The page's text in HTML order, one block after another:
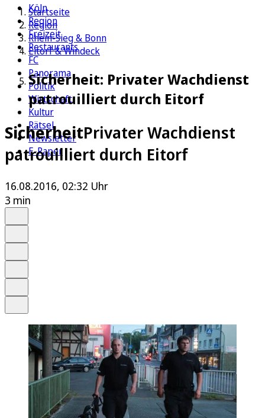
Köln
Region
Freizeit
Restaurants
FC
Panorama
Politik
Wirtschaft
Kultur
Rätsel
Newsletter
E-Paper
Startseite
Region
Rhein-Sieg & Bonn
Eitorf & Windeck
Sicherheit: Privater Wachdienst
patrouilliert durch Eitorf
SicherheitPrivater Wachdienst
patrouilliert durch Eitorf
16.08.2016, 02:32 Uhr
3 min